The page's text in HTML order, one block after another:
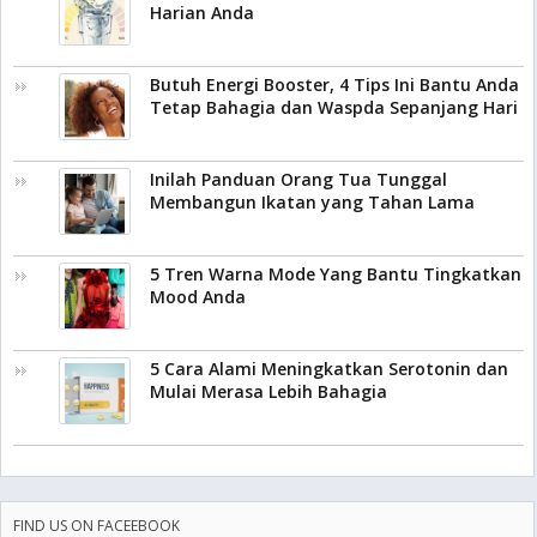
Harian Anda
Butuh Energi Booster, 4 Tips Ini Bantu Anda
Tetap Bahagia dan Waspda Sepanjang Hari
Inilah Panduan Orang Tua Tunggal
Membangun Ikatan yang Tahan Lama
5 Tren Warna Mode Yang Bantu Tingkatkan
Mood Anda
5 Cara Alami Meningkatkan Serotonin dan
Mulai Merasa Lebih Bahagia
FIND US ON FACEEBOOK